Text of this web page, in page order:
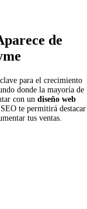
de
para el crecimiento
donde la mayoría de
con un diseño web
te permitirá destacar
tus ventas.